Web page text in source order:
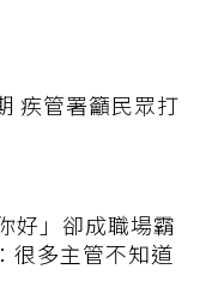
疾管署籲民眾打
好」卻成職場霸
多主管不知道